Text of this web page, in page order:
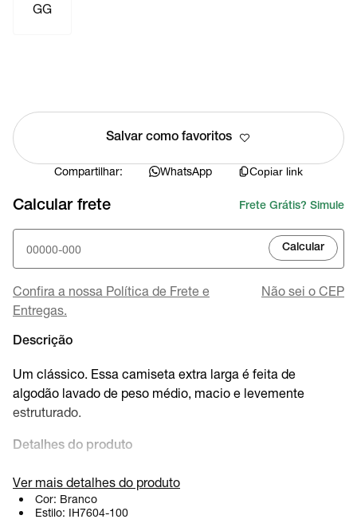
GG
Salvar como favoritos
Compartilhar: WhatsApp Copiar link
Calcular frete Frete Grátis? Simule
Calcular
Confira a nossa Política de Frete e
Entregas.
Não sei o CEP
Descrição
Um clássico. Essa camiseta extra larga é feita de
algodão lavado de peso médio, macio e levemente
estruturado.
Detalhes do produto
100% algodão
Gola com nervuras
Lavagem à máquina
Ver mais detalhes do produto
Cor: Branco
Estilo: IH7604-100